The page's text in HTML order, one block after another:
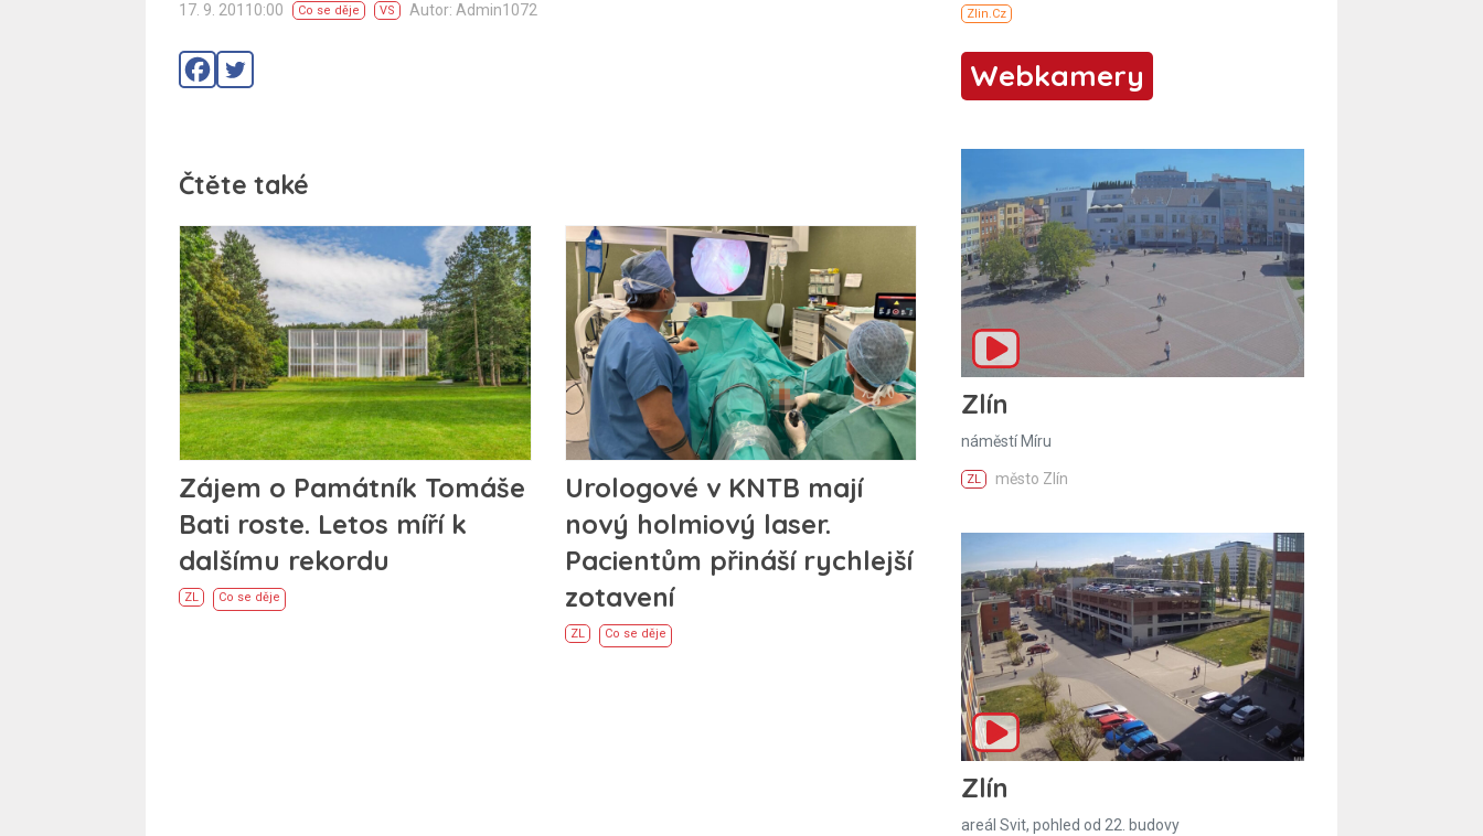
17. 9. 20110:00 Co se děje VS Autor: Admin1072
Čtěte také
Zájem o Památník Tomáše
Bati roste. Letos míří k
dalšímu rekordu
ZL Co se děje
Urologové v KNTB mají
nový holmiový laser.
Pacientům přináší rychlejší
zotavení
ZL Co se děje
Webkamery
Zlín
náměstí Míru
ZL město Zlín
Zlín
areál Svit, pohled od 22. budovy